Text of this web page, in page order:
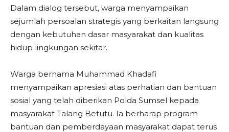
Dalam dialog tersebut, warga menyampaikan
sejumlah persoalan strategis yang berkaitan langsung
dengan kebutuhan dasar masyarakat dan kualitas
hidup lingkungan sekitar.
Warga bernama Muhammad Khadafi
menyampaikan apresiasi atas perhatian dan bantuan
sosial yang telah diberikan Polda Sumsel kepada
masyarakat Talang Betutu. Ia berharap program
bantuan dan pemberdayaan masyarakat dapat terus